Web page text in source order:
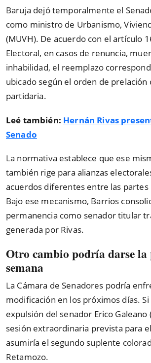
Baruja dejó temporalmente el
como ministro de Urbanismo,
(MUVH). De acuerdo con el artículo
Electoral, en casos de renuncia,
inhabilidad, el reemplazo
ubicado según el orden de prelación
partidaria.
Leé también: Hernán Rivas
Senado
La normativa establece que ese
también rige para alianzas
acuerdos diferentes entre las partes
Bajo ese mecanismo, Barrios
permanencia como senador titular
generada por Rivas.
Otro cambio podría darse
semana
La Cámara de Senadores podría
modificación en los próximos días.
expulsión del senador Erico Galeano
sesión extraordinaria prevista para
asumiría el segundo suplente
Retamozo.